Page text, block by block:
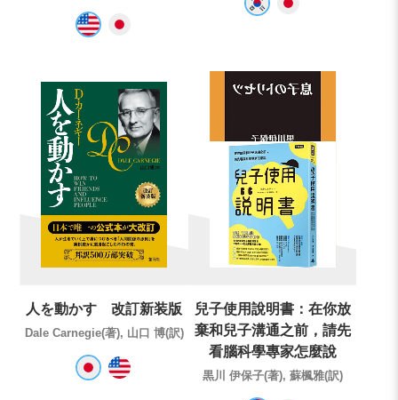
人を動かす 改訂新装版
Dale Carnegie(著), 山口 博(訳)
兒子使用說明書：在你放
棄和兒子溝通之前，請先
看腦科學專家怎麼說
黒川 伊保子(著), 蘇楓雅(訳)